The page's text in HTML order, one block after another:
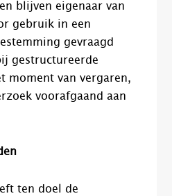
blijven eigenaar van
gebruik in een
gevraagd
gestructureerde
moment van vergaren,
voorafgaand aan
ten doel de